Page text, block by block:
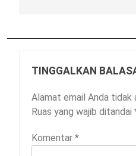
TINGGALKAN
Alamat email Anda tidak
Ruas yang wajib ditandai
Komentar *